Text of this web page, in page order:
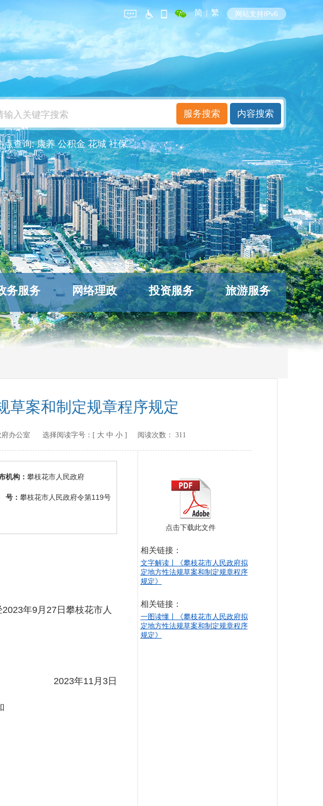
简 | 繁 网站支持IPv6
点查询:康养 公积金 花城 社保
务服务 网络理政 投资服务 旅游服务
草案和制定规章程序规定
办公室 选择阅读字号：[ 大 中 小 ] 阅读次数： 311
机构： 攀枝花市人民政府
号： 攀枝花市人民政府令第119号
年9月27日攀枝花市人
2023年11月3日
点击下载此文件
相关链接：
文字解读丨《攀枝花市人民政府拟
定地方性法规草案和制定规章程序
规定》
相关链接：
一图读懂丨《攀枝花市人民政府拟
定地方性法规草案和制定规章程序
规定》